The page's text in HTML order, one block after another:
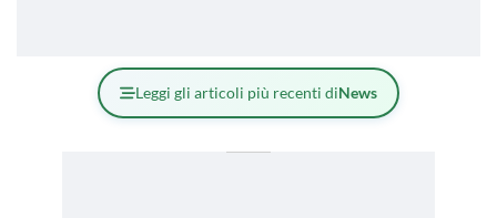
Leggi gli articoli più recenti diNews